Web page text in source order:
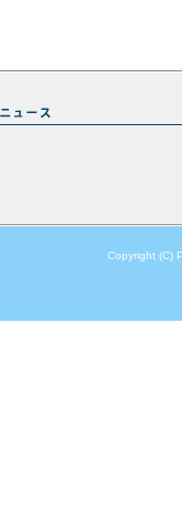
Copyright (C)